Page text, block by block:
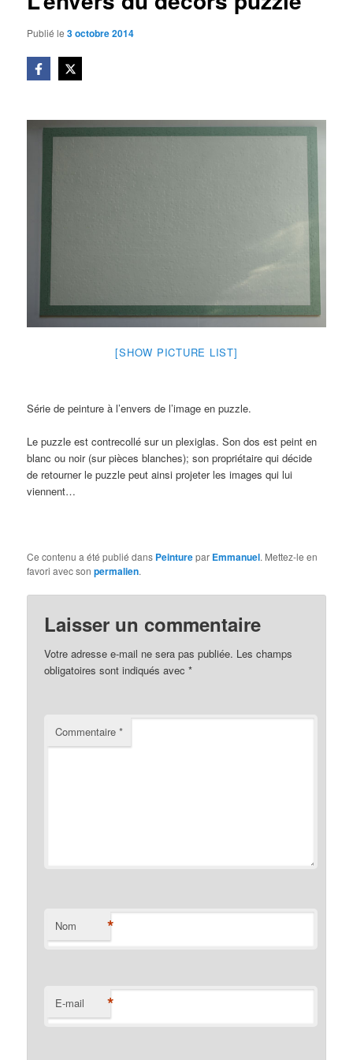
Publié le3 octobre 2014
[SHOW PICTURE LIST]
Série de peinture à l’envers de l’image en puzzle.
Le puzzle est contrecollé sur un plexiglas. Son dos est peint en
blanc ou noir (sur pièces blanches); son propriétaire qui décide
de retourner le puzzle peut ainsi projeter les images qui lui
viennent…
Ce contenu a été publié dans Peinturepar Emmanuel. Mettez-le en
favori avec sonpermalien.
Laisser un commentaire
Votre adresse e-mail ne sera pas publiée. Les champs
obligatoires sont indiqués avec*
Commentaire*
Nom *
E-mail *